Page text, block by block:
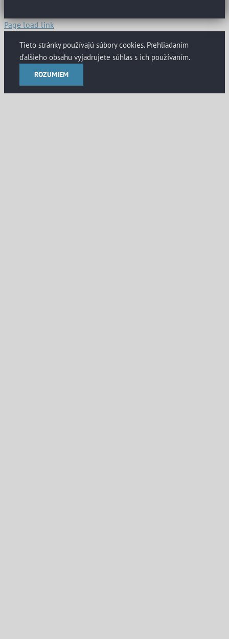
Page load link
Tieto stránky používajú súbory cookies. Prehliadaním
ďalšieho obsahu vyjadrujete súhlas s ich používaním.
ROZUMIEM